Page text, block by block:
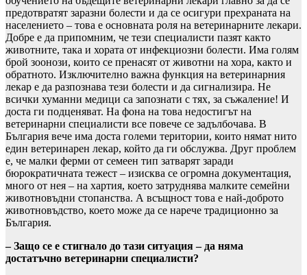
предотвратят заразни болести и да се осигури прехраната на
населението – това е основната роля на ветеринарните лекари.
Добре е да припомним, че тези специалисти пазят както
животните, така и хората от инфекциозни болести. Има голям
брой зоонози, които се пренасят от животни на хора, както и
обратното. Изключително важна функция на ветеринарния
лекар е да разпознава тези болести и да сигнализира. Не
всички хуманни медици са запознати с тях, за съжаление! И
доста ги подценяват. На фона на това недостигът на
ветеринарни специалисти все повече се задълбочава. В
България вече има доста големи територии, които нямат нито
един ветеринарен лекар, който да ги обслужва. Друг проблем
е, че малки ферми от семеен тип затварят заради
бюрократичната тежест – изисква се огромна документация,
много от нея – на хартия, което затруднява малките семейни
животновъдни стопанства. А всъщност това е най-доброто
животновъдство, което може да се нарече традиционно за
България.
– Защо се е стигнало до тази ситуация – да няма
достатъчно ветеринарни специалисти?